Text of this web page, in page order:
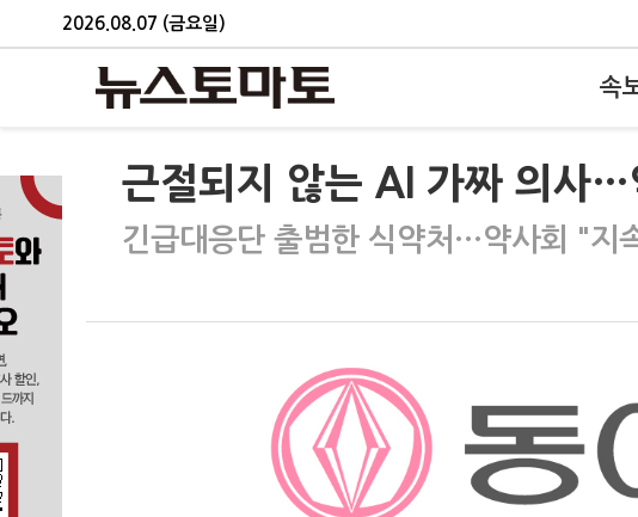
2026.08.07 (금요일)
속
근절되지 않는 AI 가짜 의사…
긴급대응단 출범한 식약처…약사회 "지